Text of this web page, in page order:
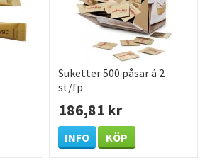
Suketter 500 påsar á 2
st/fp
186,81 kr
INFO KÖP